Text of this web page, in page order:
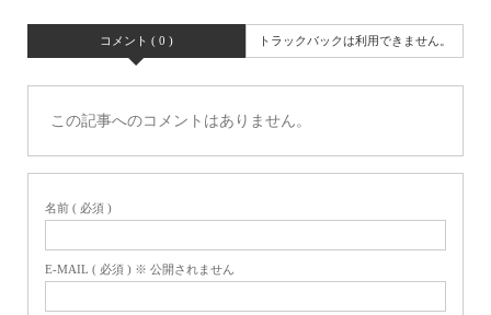
コメント ( 0 ) トラックバックは利用できません。
この記事へのコメントはありません。
名前 ( 必須 )
E-MAIL ( 必須 ) ※ 公開されません